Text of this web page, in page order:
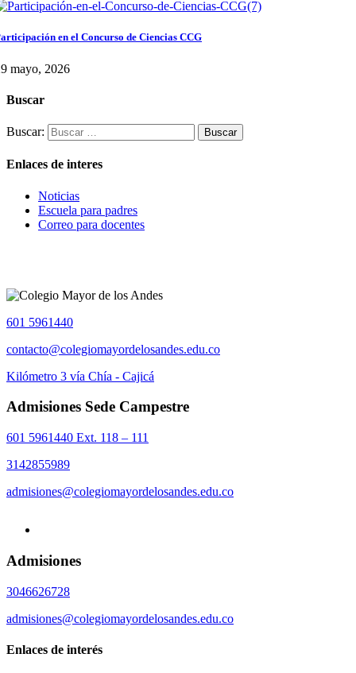
en el Concurso de Ciencias CCG
mayo, 2026
Buscar
Buscar:
Enlaces de interes
Noticias
Escuela para padres
Correo para docentes
601 5961440
contacto@colegiomayordelosandes.edu.co
Kilómetro 3 vía Chía - Cajicá
Admisiones Sede Campestre
601 5961440 Ext. 118 – 111
3142855989
admisiones@colegiomayordelosandes.edu.co
Admisiones
3046626728
admisiones@colegiomayordelosandes.edu.co
Enlaces de interés